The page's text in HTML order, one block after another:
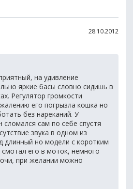
28.10.2012
на удивление
яркие басы словно сидишь в
Регулятор громкости
его погрызла кошка но
без нареканий. У
сломался сам по себе спустя
звука в одном из
длинный но модели с коротким
его в моток, немного
при желании можно